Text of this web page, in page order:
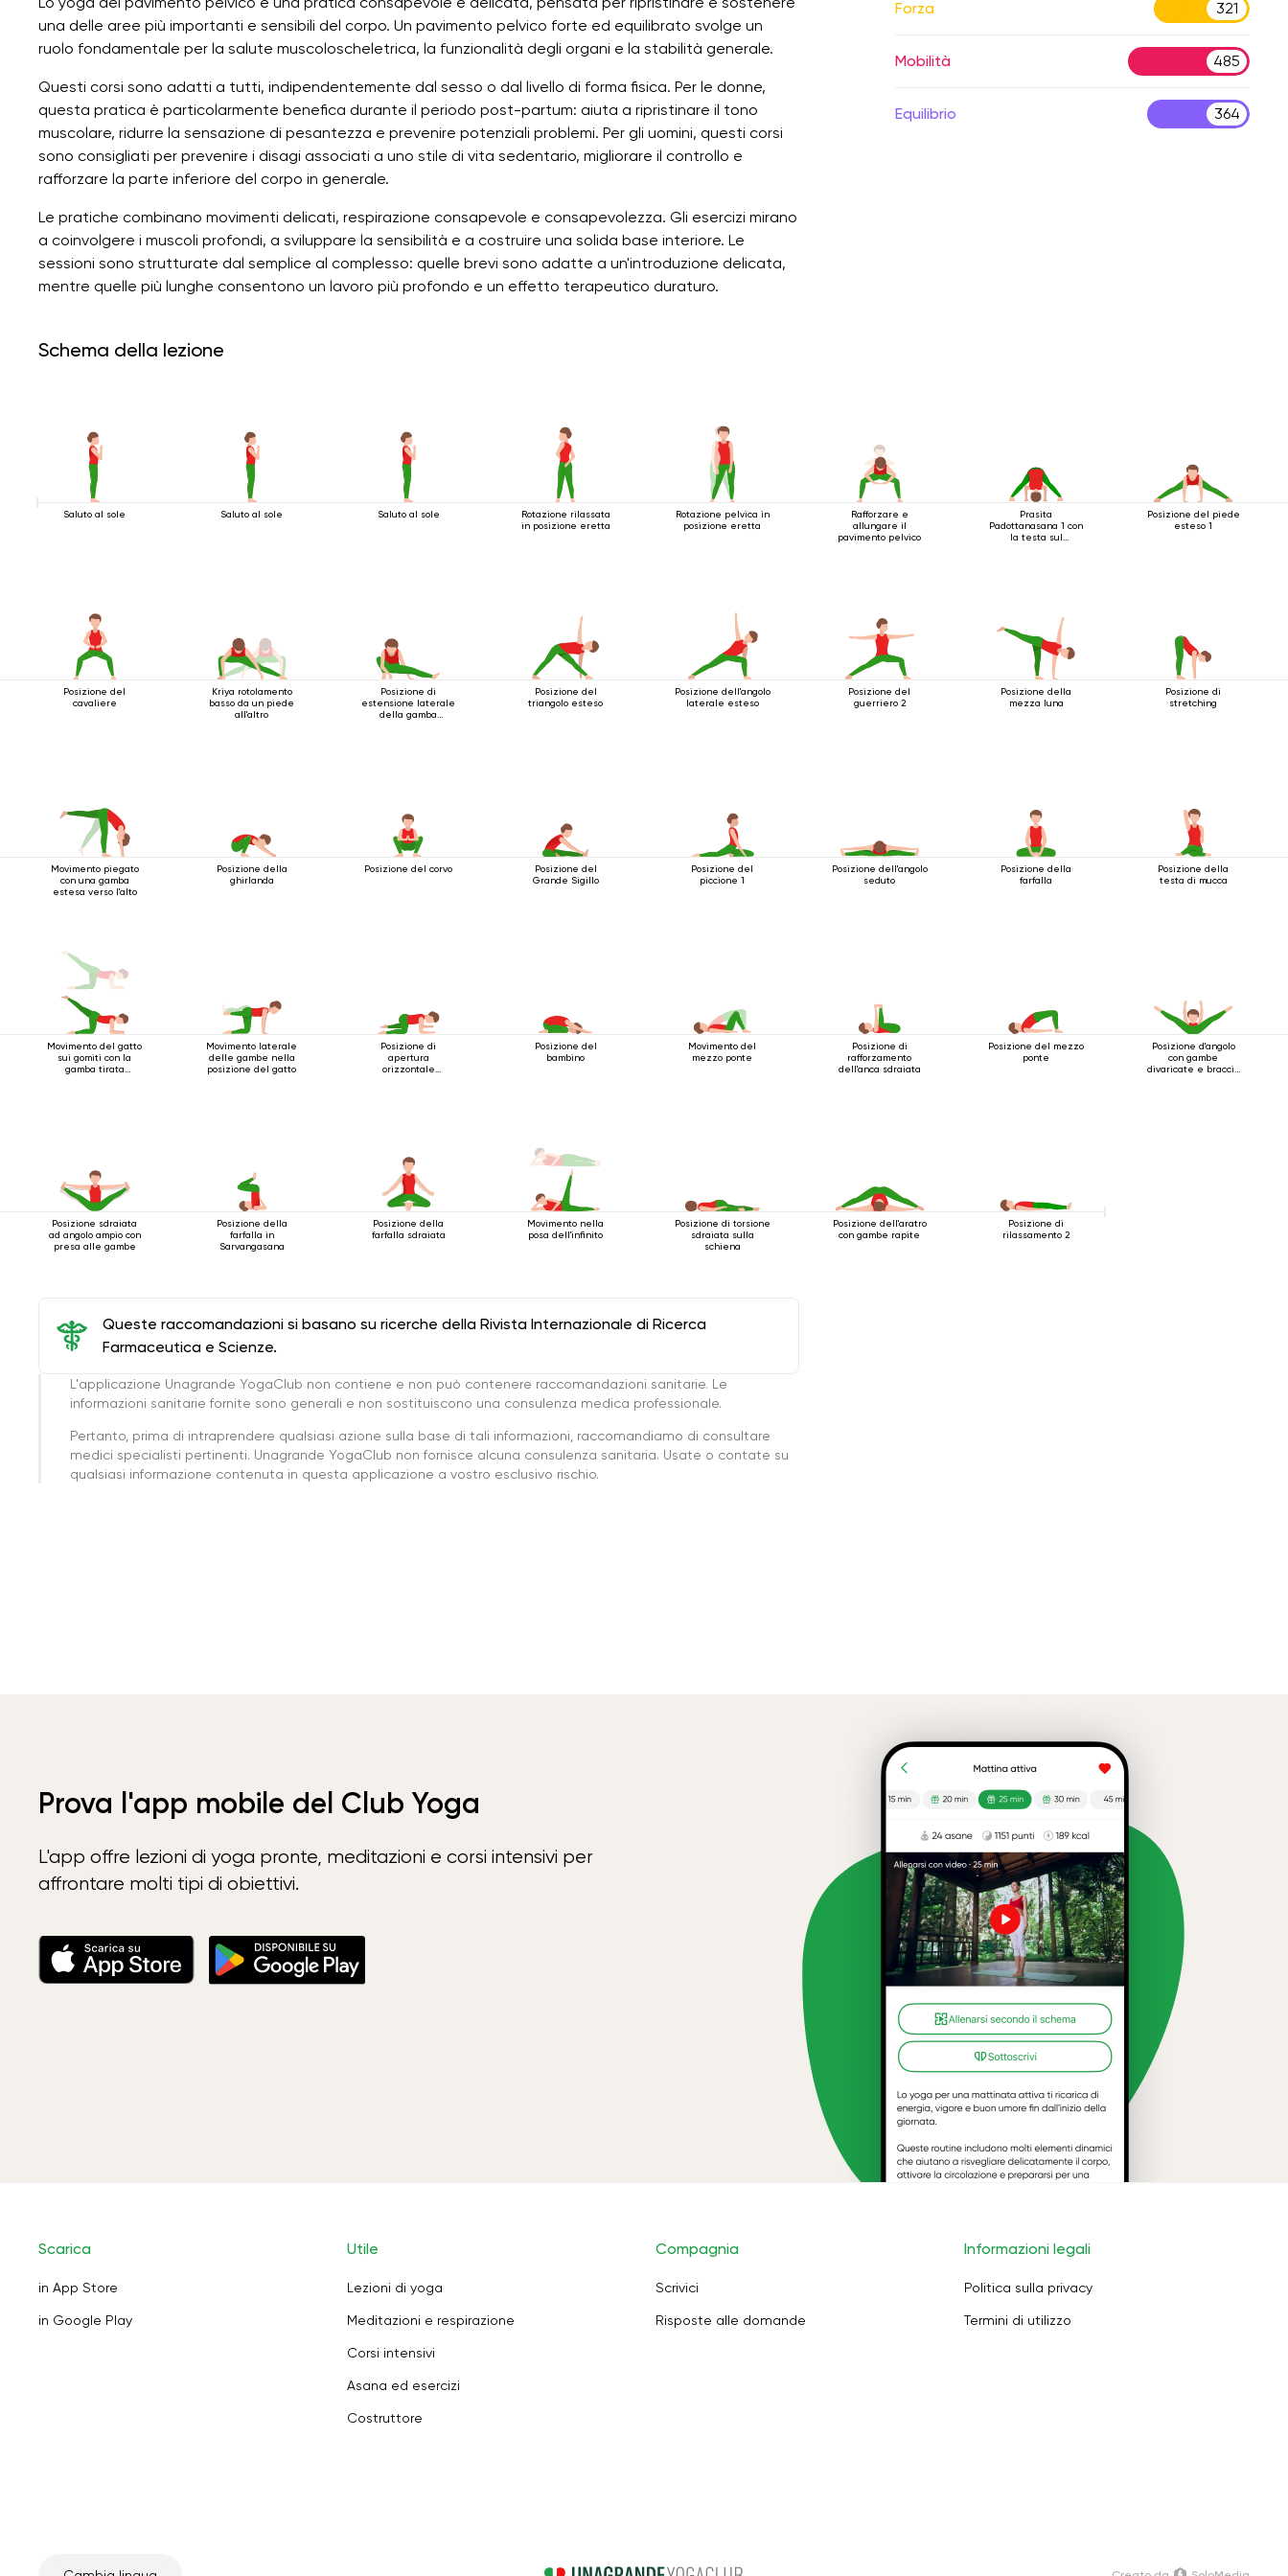
una delle aree più importanti e sensibili del corpo. Un pavimento pelvico forte ed equilibrato svolge un
ruolo fondamentale per la salute muscoloscheletrica, la funzionalità degli organi e la stabilità generale.
Questi corsi sono adatti a tutti, indipendentemente dal sesso o dal livello di forma fisica. Per le donne,
questa pratica è particolarmente benefica durante il periodo post-partum: aiuta a ripristinare il tono
muscolare, ridurre la sensazione di pesantezza e prevenire potenziali problemi. Per gli uomini, questi corsi
sono consigliati per prevenire i disagi associati a uno stile di vita sedentario, migliorare il controllo e
rafforzare la parte inferiore del corpo in generale.
Le pratiche combinano movimenti delicati, respirazione consapevole e consapevolezza. Gli esercizi mirano
a coinvolgere i muscoli profondi, a sviluppare la sensibilità e a costruire una solida base interiore. Le
sessioni sono strutturate dal semplice al complesso: quelle brevi sono adatte a un'introduzione delicata,
mentre quelle più lunghe consentono un lavoro più profondo e un effetto terapeutico duraturo.
Forza 321
Mobilità 485
Equilibrio 364
Schema della lezione
Saluto al sole Saluto al sole Saluto al sole
Rotazione rilassata
in posizione eretta
Rotazione pelvica in
posizione eretta
Rafforzare e
allungare il
pavimento pelvico
Prasita
Padottanasana 1 con
la testa sul
Posizione del piede
esteso 1
Posizione del
cavaliere
Kriya rotolamento
basso da un piede
all'altro
Posizione di
estensione laterale
della gamba
Posizione del
triangolo esteso
Posizione dell'angolo
laterale esteso
Posizione del
guerriero 2
Posizione della
mezza luna
Posizione di
stretching
Movimento piegato
con una gamba
estesa verso l'alto
Posizione della
ghirlanda
Posizione del corvo
Posizione del
Grande Sigillo
Posizione del
piccione 1
Posizione dell'angolo
seduto
Posizione della
farfalla
Posizione della
testa di mucca
Movimento del gatto
sui gomiti con la
gamba tirata
Movimento laterale
delle gambe nella
posizione del gatto
Posizione di
apertura
orizzontale
Posizione del
bambino
Movimento del
mezzo ponte
Posizione di
rafforzamento
dell'anca sdraiata
Posizione del mezzo
ponte
Posizione d'angolo
con gambe
divaricate e braccia
Posizione sdraiata
ad angolo ampio con
presa alle gambe
Posizione della
farfalla in
Sarvangasana
Posizione della
farfalla sdraiata
Movimento nella
posa dell'infinito
Posizione di torsione
sdraiata sulla
schiena
Posizione dell'aratro
con gambe rapite
Posizione di
rilassamento 2
Queste raccomandazioni si basano su ricerche della Rivista Internazionale di Ricerca
Farmaceutica e Scienze.
L'applicazione Unagrande YogaClub non contiene e non può contenere raccomandazioni sanitarie. Le
informazioni sanitarie fornite sono generali e non sostituiscono una consulenza medica professionale.
Pertanto, prima di intraprendere qualsiasi azione sulla base di tali informazioni, raccomandiamo di consultare
medici specialisti pertinenti. Unagrande YogaClub non fornisce alcuna consulenza sanitaria. Usate o contate su
qualsiasi informazione contenuta in questa applicazione a vostro esclusivo rischio.
Prova l'app mobile del Club Yoga
L'app offre lezioni di yoga pronte, meditazioni e corsi intensivi per
affrontare molti tipi di obiettivi.
Scarica
in App Store
in Google Play
Utile
Lezioni di yoga
Meditazioni e respirazione
Corsi intensivi
Asana ed esercizi
Costruttore
Compagnia
Scrivici
Risposte alle domande
Informazioni legali
Politica sulla privacy
Termini di utilizzo